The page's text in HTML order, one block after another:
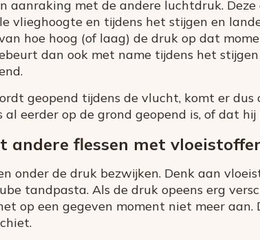
aanraking met de andere luchtdruk.
vlieghoogte en tijdens het stijgen en
hoe hoog (of laag) de druk op dat
dan ook met name tijdens het
geopend tijdens de vlucht, komt er dus
al eerder op de grond geopend is, of dat
andere flessen met
onder de druk bezwijken. Denk aan
tandpasta. Als de druk opeens erg
op een gegeven moment niet meer